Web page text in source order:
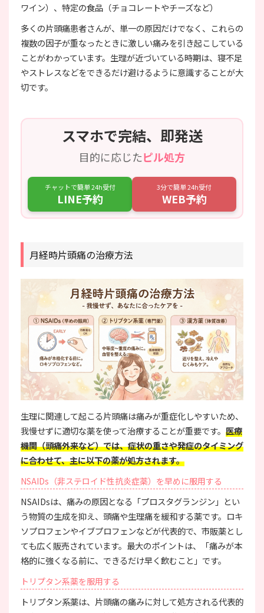
ワイン）、特定の食品（チョコレートやチーズなど）
多くの片頭痛患者さんが、単一の原因だけでなく、これらの
複数の因子が重なったときに激しい痛みを引き起こしている
ことがわかっています。生理が近づいている時期は、寝不足
やストレスなどをできるだけ避けるように意識することが大
切です。
スマホで完結、即発送
目的に応じたピル処方
チャットで簡単 24h受付
LINE予約
3分で簡単 24h受付
WEB予約
月経時片頭痛の治療方法
生理に関連して起こる片頭痛は痛みが重症化しやすいため、
我慢せずに適切な薬を使って治療することが重要です。 医療
機関（頭痛外来など）では、症状の重さや発症のタイミング
に合わせて、主に以下の薬が処方されます。
NSAIDs（非ステロイド性抗炎症薬）を早めに服用する
NSAIDsは、痛みの原因となる「プロスタグランジン」とい
う物質の生成を抑え、頭痛や生理痛を緩和する薬です。ロキ
ソプロフェンやイブプロフェンなどが代表的で、市販薬とし
ても広く販売されています。最大のポイントは、「痛みが本
格的に強くなる前に、できるだけ早く飲むこと」です。
トリプタン系薬を服用する
トリプタン系薬は、片頭痛の痛みに対して処方される代表的